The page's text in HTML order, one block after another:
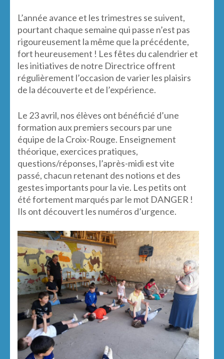
L’année avance et les trimestres se suivent,
pourtant chaque semaine qui passe n’est pas
rigoureusement la même que la précédente,
fort heureusement ! Les fêtes du calendrier et
les initiatives de notre Directrice offrent
régulièrement l’occasion de varier les plaisirs
de la découverte et de l’expérience.
Le 23 avril, nos élèves ont bénéficié d’une
formation aux premiers secours par une
équipe de la Croix-Rouge. Enseignement
théorique, exercices pratiques,
questions/réponses, l’après-midi est vite
passé, chacun retenant des notions et des
gestes importants pour la vie. Les petits ont
été fortement marqués par le mot DANGER !
Ils ont découvert les numéros d’urgence.